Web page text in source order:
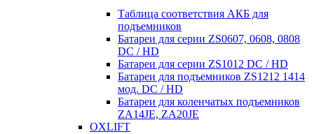
Таблица соответствия АКБ для
подъемников
Батареи для серии ZS0607, 0608, 0808
DC / HD
Батареи для серии ZS1012 DC / HD
Батареи для подъемников ZS1212 1414
мод. DC / HD
Батареи для коленчатых подъемников
ZA14JE, ZA20JE
OXLIFT